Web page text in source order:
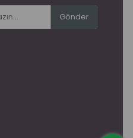
Gönder